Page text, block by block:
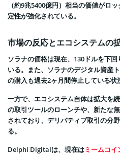
（約9兆5400億円）相当の価値がロ
定性が強化されている。
市場の反応とエコシステムの
ソラナの価格は現在、130ドルを下
いる。また、ソラナのデジタル資産
の購入も過去2ヶ月間停止している状
一方で、エコシステム自体は拡大を
の取引ツールのローンチや、新たな
されており、デリバティブ取引の分
る。
Delphi Digitalは、現在はミームコイ